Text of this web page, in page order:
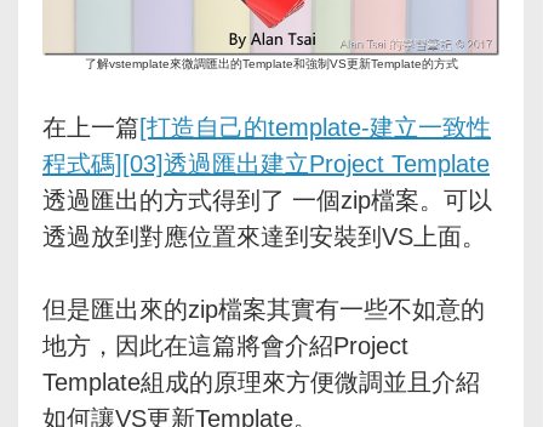
了解vstemplate來微調匯出的Template和強制VS更新Template的方式
在上一篇[打造自己的template-建立一致性
程式碼][03]透過匯出建立Project Template
透過匯出的方式得到了 一個zip檔案。可以
透過放到對應位置來達到安裝到VS上面。
但是匯出來的zip檔案其實有一些不如意的
地方，因此在這篇將會介紹Project
Template組成的原理來方便微調並且介紹
如何讓VS更新Template。